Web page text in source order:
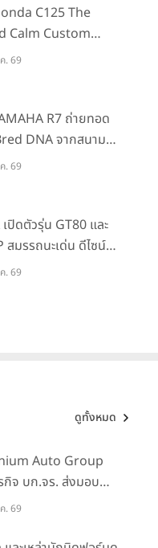
รกรับฟรี Adapter
รี
C125 The
Calm Custom
ถ่ายทอดความคลาสสิ
Store ทั่ว
. 69
R7 ถ่ายทอด
DNA จากสนาม
อร์สปอร์ตคลาสกลาง
. 69
เปิดตัวรุ่น GT80 และ
สมรรถนะเด่น ดีไซน์หรู
ราคาเข้าถึงง่าย จด
. 69
ดูทั้งหมด
Auto Group
กิจ บก.จร. ส่งมอบ
1300 GS และ F 900
. 69